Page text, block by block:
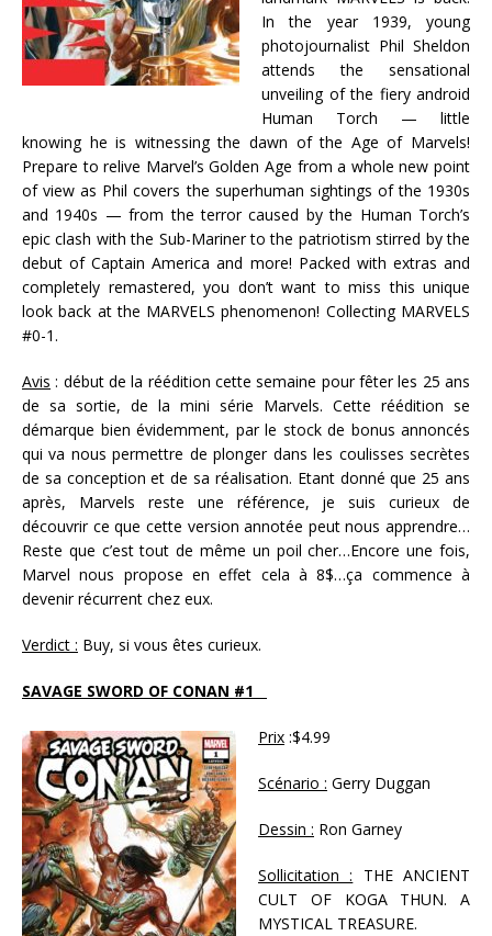
In the year 1939, young
photojournalist Phil Sheldon
attends the sensational
unveiling of the fiery android
Human Torch — little
knowing he is witnessing the dawn of the Age of Marvels!
Prepare to relive Marvel’s Golden Age from a whole new point
of view as Phil covers the superhuman sightings of the 1930s
and 1940s — from the terror caused by the Human Torch’s
epic clash with the Sub-Mariner to the patriotism stirred by the
debut of Captain America and more! Packed with extras and
completely remastered, you don’t want to miss this unique
look back at the MARVELS phenomenon! Collecting MARVELS
#0-1.
Avis : début de la réédition cette semaine pour fêter les 25 ans
de sa sortie, de la mini série Marvels. Cette réédition se
démarque bien évidemment, par le stock de bonus annoncés
qui va nous permettre de plonger dans les coulisses secrètes
de sa conception et de sa réalisation. Etant donné que 25 ans
après, Marvels reste une référence, je suis curieux de
découvrir ce que cette version annotée peut nous apprendre…
Reste que c’est tout de même un poil cher…Encore une fois,
Marvel nous propose en effet cela à 8$…ça commence à
devenir récurrent chez eux.
Verdict : Buy, si vous êtes curieux.
SAVAGE SWORD OF CONAN #1
Prix :$4.99
Scénario : Gerry Duggan
Dessin : Ron Garney
Sollicitation : THE ANCIENT
CULT OF KOGA THUN. A
MYSTICAL TREASURE.